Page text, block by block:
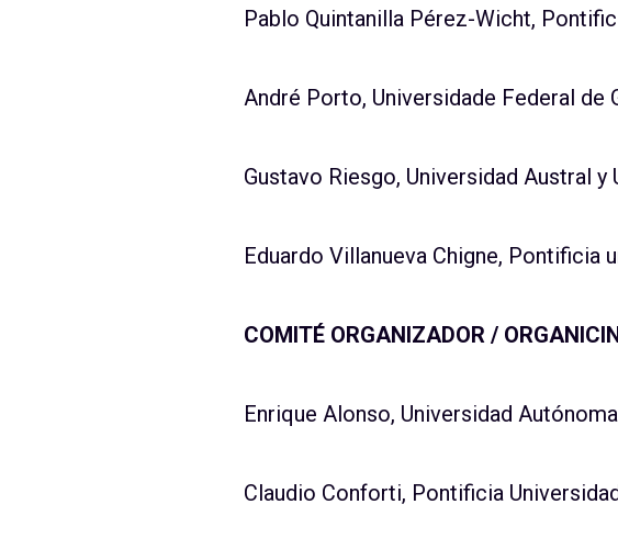
Pablo Quintanilla Pérez-Wicht,
André Porto, Universidade Federal de
Gustavo Riesgo, Universidad Austral
Eduardo Villanueva Chigne, Pontificia
COMITÉ ORGANIZADOR /
Enrique Alonso, Universidad
Claudio Conforti, Pontificia